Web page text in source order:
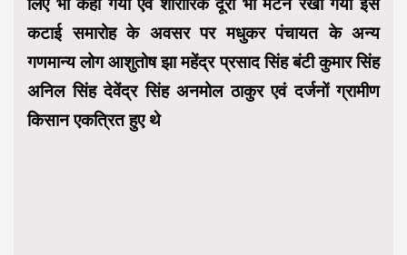
लिए भी कहा गया एवं शारीरिक दूरी भी मेंटेन रखा गया इस
कटाई समारोह के अवसर पर मधुकर पंचायत के अन्य
गणमान्य लोग आशुतोष झा महेंद्र प्रसाद सिंह बंटी कुमार सिंह
अनिल सिंह देवेंद्र सिंह अनमोल ठाकुर एवं दर्जनों ग्रामीण
किसान एकत्रित हुए थे